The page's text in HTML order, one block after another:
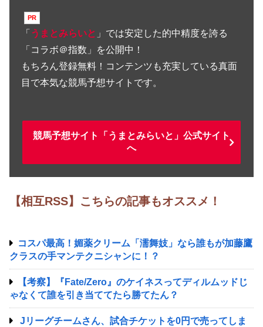
「 うまとみらいと 」では安定した的中精度を誇る
「コラボ＠指数」を公開中！
もちろん登録無料！コンテンツも充実している真面
目で本気な競馬予想サイトです。
競馬予想サイト「うまとみらいと」公式サイト
へ
【相互RSS】こちらの記事もオススメ！
コスパ最高！媚薬クリーム「濡舞妓」なら誰もが加藤鷹
クラスの手マンテクニシャンに！？
【考察】『Fate/Zero』のケイネスってディルムッドじ
ゃなくて誰を引き当ててたら勝てたん？
Jリーグチームさん、試合チケットを0円で売ってしま